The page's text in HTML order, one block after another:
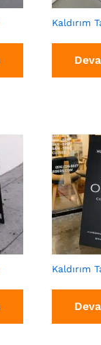
Kaldırım
Kaldırım